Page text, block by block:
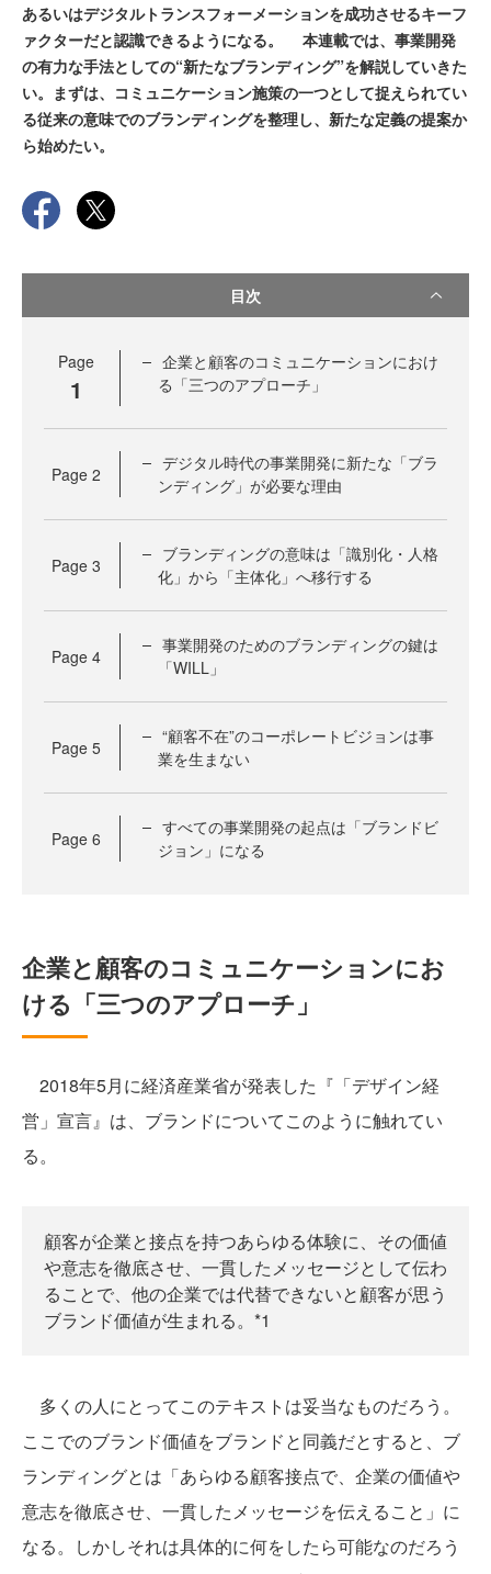
あるいはデジタルトランスフォーメーションを成功させるキーフ
ァクターだと認識できるようになる。 本連載では、事業開発
の有力な手法としての“新たなブランディング”を解説していきた
い。まずは、コミュニケーション施策の一つとして捉えられてい
る従来の意味でのブランディングを整理し、新たな定義の提案か
ら始めたい。
目次
Page
1
企業と顧客のコミュニケーションにおけ
る「三つのアプローチ」
Page 2
デジタル時代の事業開発に新たな「ブラ
ンディング」が必要な理由
Page 3
ブランディングの意味は「識別化・人格
化」から「主体化」へ移行する
Page 4
事業開発のためのブランディングの鍵は
「WILL」
Page 5
“顧客不在”のコーポレートビジョンは事
業を生まない
Page 6
すべての事業開発の起点は「ブランドビ
ジョン」になる
企業と顧客のコミュニケーションにお
ける「三つのアプローチ」
2018年5月に経済産業省が発表した『「デザイン経
営」宣言』は、ブランドについてこのように触れてい
る。
顧客が企業と接点を持つあらゆる体験に、その価値
や意志を徹底させ、一貫したメッセージとして伝わ
ることで、他の企業では代替できないと顧客が思う
ブランド価値が生まれる。*1
多くの人にとってこのテキストは妥当なものだろう。
ここでのブランド価値をブランドと同義だとすると、ブ
ランディングとは「あらゆる顧客接点で、企業の価値や
意志を徹底させ、一貫したメッセージを伝えること」に
なる。しかしそれは具体的に何をしたら可能なのだろう